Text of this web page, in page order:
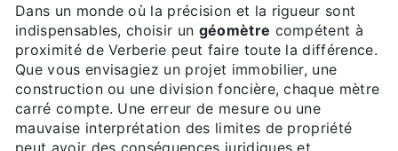
Dans un monde où la précision et la rigueur sont
indispensables, choisir un géomètre compétent à
proximité de Verberie peut faire toute la différence.
Que vous envisagiez un projet immobilier, une
construction ou une division foncière, chaque mètre
carré compte. Une erreur de mesure ou une
mauvaise interprétation des limites de propriété
peut avoir des conséquences juridiques et